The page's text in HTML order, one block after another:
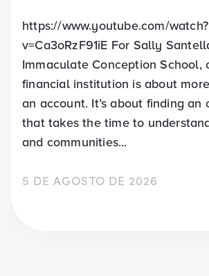
https://www.youtube.com/watch?
v=Ca3oRzF91iE For Sally
Immaculate Conception School,
financial institution is about
an account. It’s about finding an
that takes the time to
and communities...
5 DE AGOSTO DE 2026